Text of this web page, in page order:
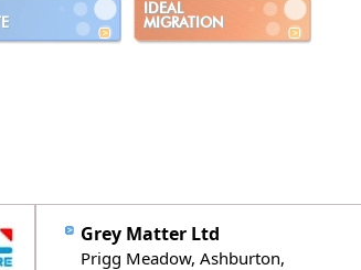
IDEAL
MIGRATION
Grey Matter Ltd
Prigg Meadow, Ashburton,